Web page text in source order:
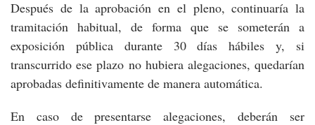
Después de la aprobación en el pleno, continuaría la
tramitación habitual, de forma que se someterán a
exposición pública durante 30 días hábiles y, si
transcurrido ese plazo no hubiera alegaciones, quedarían
aprobadas definitivamente de manera automática.
En caso de presentarse alegaciones, deberán ser